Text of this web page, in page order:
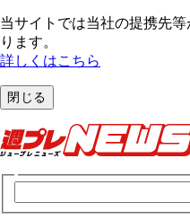
当サイトでは当社の提携先
ります。
詳しくはこちら
閉じる